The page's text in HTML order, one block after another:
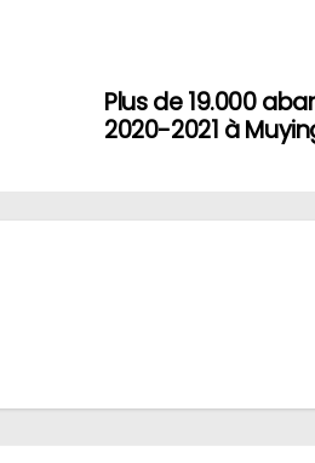
Plus de 19.000
2020-2021 à